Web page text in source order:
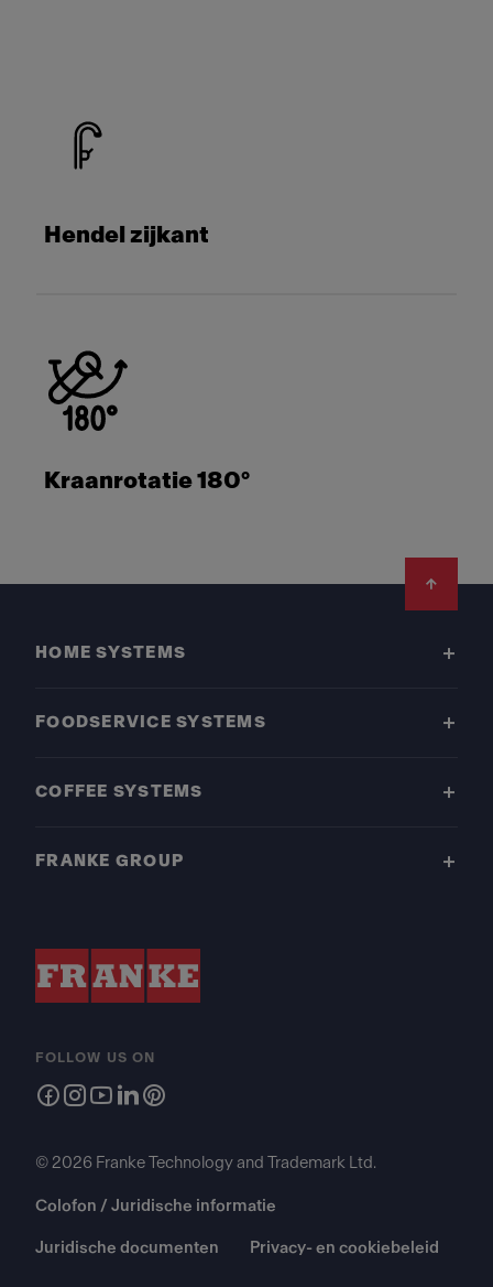
Hendel zijkant
Kraanrotatie 180°
HOME SYSTEMS
FOODSERVICE SYSTEMS
COFFEE SYSTEMS
FRANKE GROUP
FOLLOW US ON
© 2026 Franke Technology and Trademark Ltd.
Colofon / Juridische informatie
Juridische documenten Privacy- en cookiebeleid